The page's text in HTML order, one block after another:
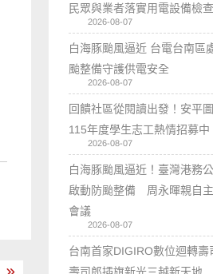
民眾與業者落實用電設備檢查
2026-08-07
白海豚颱風逼近 台電台南區
颱整備守護供電安全
2026-08-07
回饋社區從閱讀出發！安平
115年度學生志工熱情招募中
2026-08-07
白海豚颱風逼近！臺灣港務
啟動防颱整備 周永暉親自
會議
2026-08-07
台南首家DIGIRO數位迴轉壽
壽司郎插旗新光三越新天地